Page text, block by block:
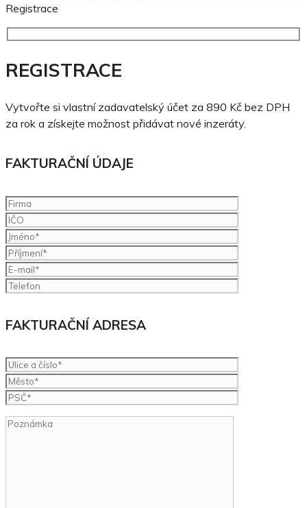
Registrace
REGISTRACE
Vytvořte si vlastní zadavatelský účet za 890 Kč bez DPH
za rok a získejte možnost přidávat nové inzeráty.
FAKTURAČNÍ ÚDAJE
FAKTURAČNÍ ADRESA